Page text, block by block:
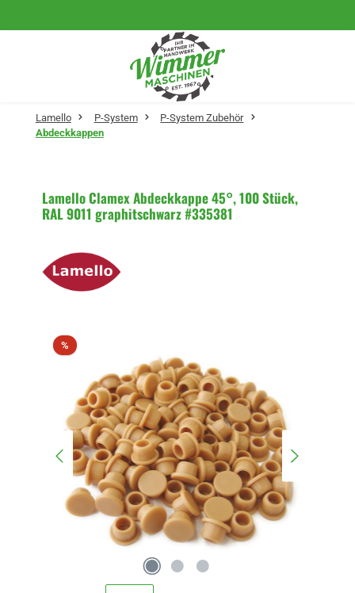
Lamello P-System
P-System Zubehör
Abdeckkappen
Lamello Clamex Abdeckkappe 45°, 100 Stück,
RAL 9011 graphitschwarz #335381
%Rabatt